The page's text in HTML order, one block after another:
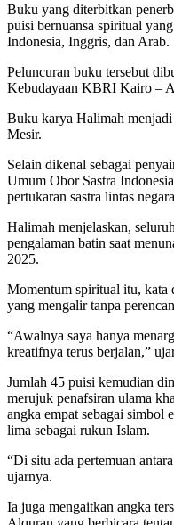
Buku yang diterbitkan
puisi bernuansa spiritual
Indonesia, Inggris, dan Arab.
Peluncuran buku tersebut
Kebudayaan KBRI Kairo –
Buku karya Halimah
Mesir.
Selain dikenal sebagai
Umum Obor Sastra
pertukaran sastra lintas
Halimah menjelaskan,
pengalaman batin saat
2025.
Momentum spiritual itu,
yang mengalir tanpa
“Awalnya saya hanya
kreatifnya terus berjalan,”
Jumlah 45 puisi kemudian
merujuk penafsiran ulama
angka empat sebagai simbol
lima sebagai rukun Islam.
“Di situ ada pertemuan
ujarnya.
Ia juga mengaitkan angka